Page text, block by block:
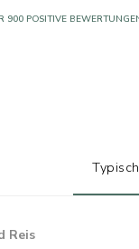
Reis
VON